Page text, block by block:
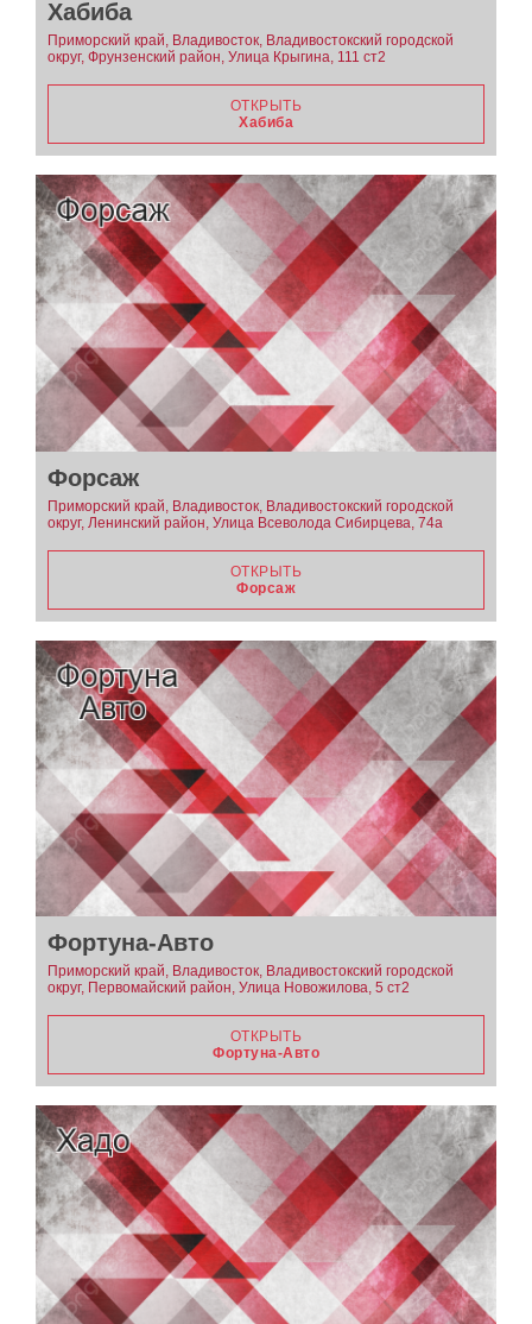
Хабиба
Приморский край, Владивосток, Владивостокский городской
округ, Фрунзенский район, Улица Крыгина, 111 ст2
ОТКРЫТЬ
Хабиба
Форсаж
Приморский край, Владивосток, Владивостокский городской
округ, Ленинский район, Улица Всеволода Сибирцева, 74а
ОТКРЫТЬ
Форсаж
Фортуна-Авто
Приморский край, Владивосток, Владивостокский городской
округ, Первомайский район, Улица Новожилова, 5 ст2
ОТКРЫТЬ
Фортуна-Авто